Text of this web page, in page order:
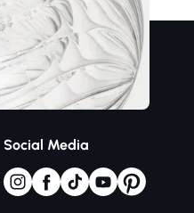
Social Media